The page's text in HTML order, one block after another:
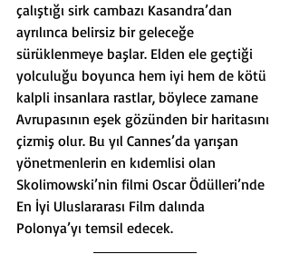
çalıştığı sirk cambazı Kasandra’dan
ayrılınca belirsiz bir geleceğe
sürüklenmeye başlar. Elden ele geçtiği
yolculuğu boyunca hem iyi hem de kötü
kalpli insanlara rastlar, böylece zamane
Avrupasının eşek gözünden bir haritasını
çizmiş olur. Bu yıl Cannes’da yarışan
yönetmenlerin en kıdemlisi olan
Skolimowski’nin filmi Oscar Ödülleri’nde
En İyi Uluslararası Film dalında
Polonya’yı temsil edecek.